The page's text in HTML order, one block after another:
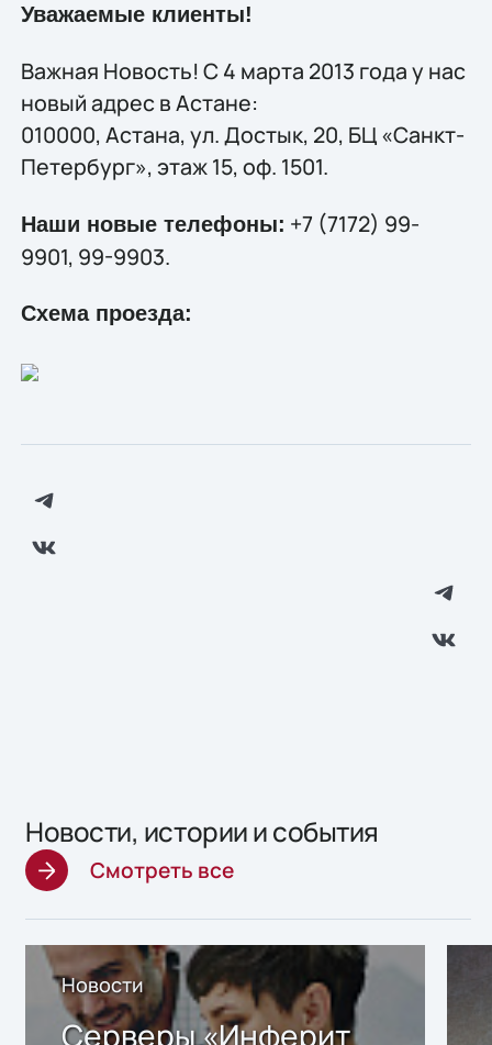
Уважаемые клиенты!
Важная Новость! С 4 марта 2013 года у нас
новый адрес в Астане:
010000, Астана, ул. Достык, 20, БЦ «Санкт-
Петербург», этаж 15, оф. 1501.
Наши новые телефоны: +7 (7172) 99-
9901, 99-9903.
Схема проезда:
Новости, истории и события
Смотреть все
Новости
Серверы «Инферит